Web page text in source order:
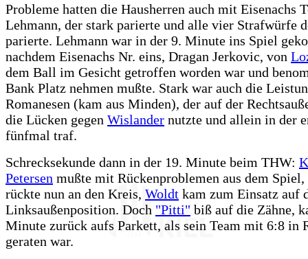
Probleme hatten die Hausherren auch mit Eisenachs
Lehmann, der stark parierte und alle vier Strafwürfe
parierte. Lehmann war in der 9. Minute ins Spiel
nachdem Eisenachs Nr. eins, Dragan Jerkovic, von
dem Ball im Gesicht getroffen worden war und
Bank Platz nehmen mußte. Stark war auch die
Romanesen (kam aus Minden), der auf der
die Lücken gegen Wislander nutzte und allein in der
fünfmal traf.
Schrecksekunde dann in der 19. Minute beim THW:
Petersen mußte mit Rückenproblemen aus dem Spiel,
rückte nun an den Kreis, Woldt kam zum Einsatz auf
Linksaußenposition. Doch "Pitti" biß auf die Zähne,
Minute zurück aufs Parkett, als sein Team mit 6:8 in
geraten war.